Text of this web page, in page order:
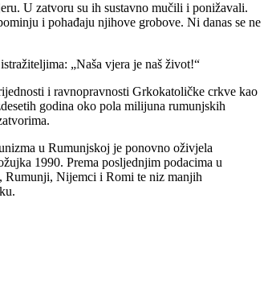
U zatvoru su ih sustavno mučili i ponižavali.
i pohađaju njihove grobove. Ni danas se ne
„Naša vjera je naš život!“
i ravnopravnosti Grkokatoličke crkve kao
godina oko pola milijuna rumunjskih
u Rumunjskoj je ponovno oživjela
1990. Prema posljednjim podacima u
Rumunji, Nijemci i Romi te niz manjih